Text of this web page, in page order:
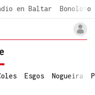
en Baltar Bonoloto
Esgos Nogueira